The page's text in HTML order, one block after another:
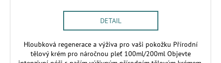
DETAIL
Hloubková regenerace a výživa pro vaši pokožku Přírodní
tělový krém pro náročnou pleť 100ml/200ml Objevte